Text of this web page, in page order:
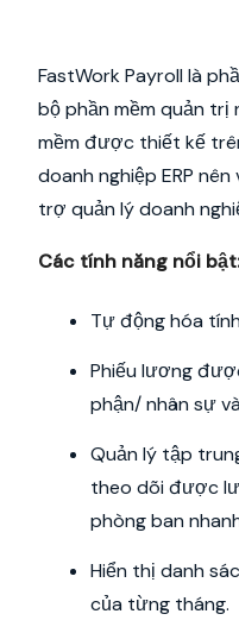
FastWork Payroll là
bộ phần mềm quản trị
mềm được thiết kế
doanh nghiệp ERP
trợ quản lý doanh
Các tính năng nổi bật:
Tự động hóa
Phiếu lương
phận/ nhân sự
Quản lý tập
theo dõi được
phòng ban
Hiển thị danh
của từng tháng.